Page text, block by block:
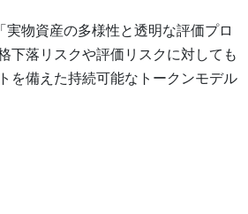
実物資産の多様性と透明な評価プロ
下落リスクや評価リスクに対しても
を備えた持続可能なトークンモデル